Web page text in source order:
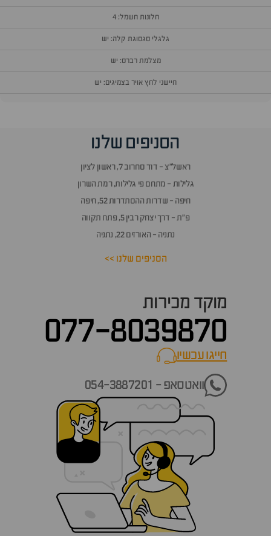
חלונות חשמל: 4
גלגלי סגסוגת קלה: יש
מצלמת רברס: יש
חיישני לחץ אויר בצמיגים: יש
הסניפים שלנו
ראשל״צ - דוד סחרוב 7, ראשון לציון
גלילות - מתחם פי גלילות, רמת השרון
חיפה - שדרות ההסתדרות 52, חיפה
פ״ת - דרך יצחק רבין 5, פתח תקווה
נתניה - האורזים 22, נתניה
הסניפים שלנו >>
מוקד מכירות
077-8039870
חייגו עכשיוcall now
וואטסאפ - 054-3887201